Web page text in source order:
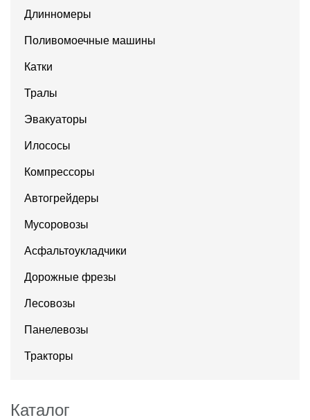
Длинномеры
Поливомоечные машины
Катки
Тралы
Эвакуаторы
Илососы
Компрессоры
Автогрейдеры
Мусоровозы
Асфальтоукладчики
Дорожные фрезы
Лесовозы
Панелевозы
Тракторы
Каталог